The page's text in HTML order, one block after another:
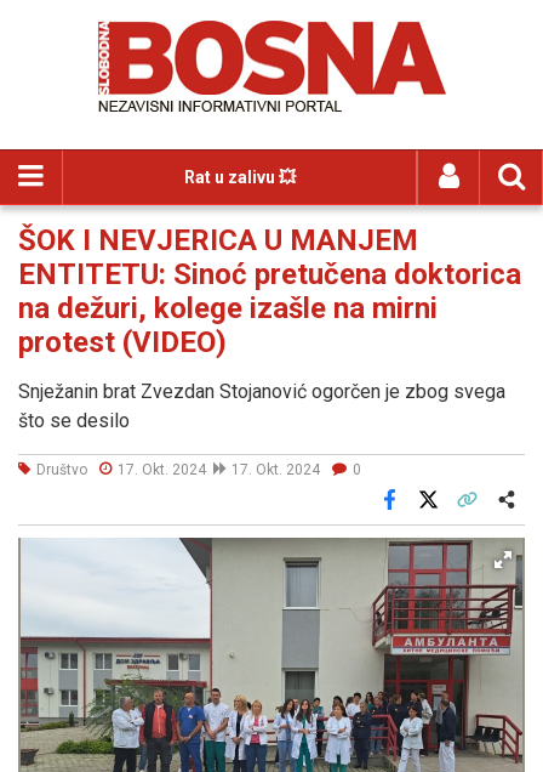
Rat u zalivu 💥
ŠOK I NEVJERICA U MANJEM
ENTITETU: Sinoć pretučena doktorica
na dežuri, kolege izašle na mirni
protest (VIDEO)
Snježanin brat Zvezdan Stojanović ogorčen je zbog svega
što se desilo
Društvo 17. Okt. 2024 17. Okt. 2024 0
Facebook